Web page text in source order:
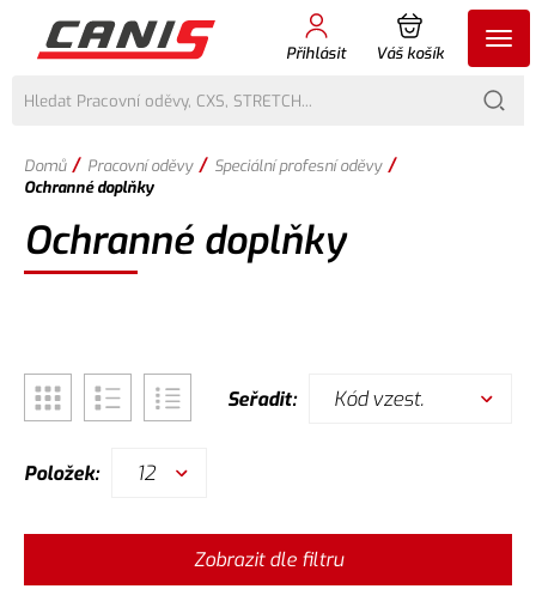
Přihlásit Váš košík
Domů / Pracovní oděvy / Speciální profesní oděvy /
Ochranné doplňky
Ochranné doplňky
Seřadit: Kód vzest.
Položek: 12
Zobrazit dle filtru